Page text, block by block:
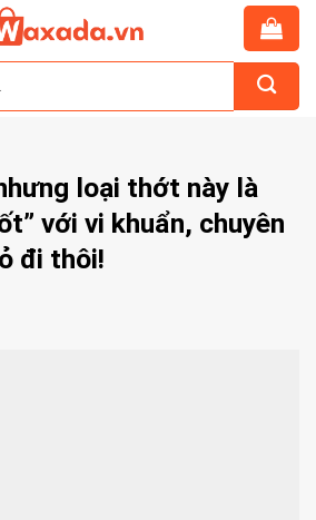
loại thớt này là
với vi khuẩn, chuyên
đi thôi!